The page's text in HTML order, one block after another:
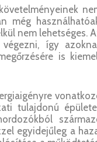
még
nem lehetséges.
így
is
tulajdonú
egyidejűleg a